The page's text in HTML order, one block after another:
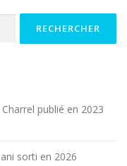
publié en 2023
sorti en 2026